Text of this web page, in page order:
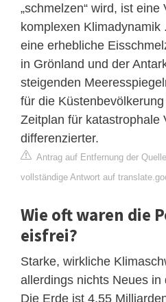
„schmelzen“ wird, ist
komplexen Klimadynamik
eine erhebliche
in Grönland und der
steigenden
für die
Zeitplan für katastrophale
differenzierter.
Antrag auf Entfernung der Quelle
vollständige Antwort auf
Wie oft waren die
eisfrei?
Starke, wirkliche
allerdings nichts Neues in
Die Erde ist 4,55